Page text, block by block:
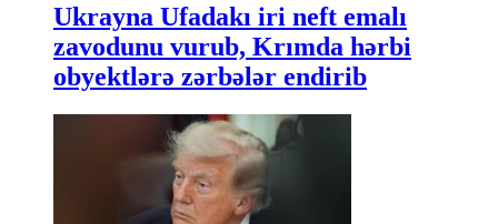
Ukrayna Ufadakı iri neft emalı
zavodunu vurub, Krımda hərbi
obyektlərə zərbələr endirib